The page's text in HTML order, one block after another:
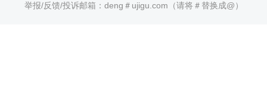
举报/反馈/投诉邮箱：deng＃ujigu.com（请将＃替换成@）